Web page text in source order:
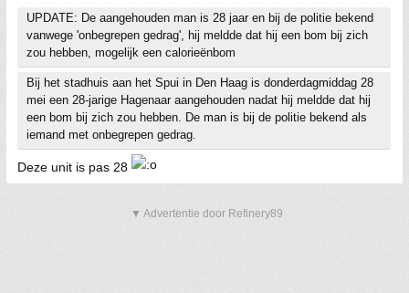
UPDATE: De aangehouden man is 28 jaar en bij de politie bekend
vanwege 'onbegrepen gedrag', hij meldde dat hij een bom bij zich
zou hebben, mogelijk een calorieënbom
Bij het stadhuis aan het Spui in Den Haag is donderdagmiddag 28
mei een 28-jarige Hagenaar aangehouden nadat hij meldde dat hij
een bom bij zich zou hebben. De man is bij de politie bekend als
iemand met onbegrepen gedrag.
Deze unit is pas 28
▼ Advertentie door Refinery89